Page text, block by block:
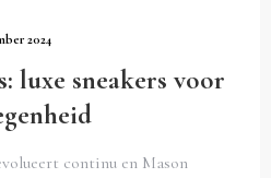
2024
luxe sneakers voor
continu en Mason